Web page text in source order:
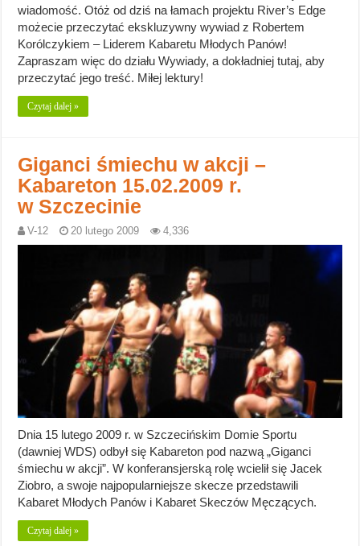
wiadomość. Otóż od dziś na łamach projektu River’s Edge
możecie przeczytać ekskluzywny wywiad z Robertem
Korólczykiem – Liderem Kabaretu Młodych Panów!
Zapraszam więc do działu Wywiady, a dokładniej tutaj, aby
przeczytać jego treść. Miłej lektury!
Czytaj dalej »
Giganci śmiechu w akcji –
Kabareton 15.02.2009 r.
w Szczecinie
V-12 20 lutego 2009 4,336
Dnia 15 lutego 2009 r. w Szczecińskim Domie Sportu
(dawniej WDS) odbył się Kabareton pod nazwą „Giganci
śmiechu w akcji”. W konferansjerską rolę wcielił się Jacek
Ziobro, a swoje najpopularniejsze skecze przedstawili
Kabaret Młodych Panów i Kabaret Skeczów Męczących.
Czytaj dalej »